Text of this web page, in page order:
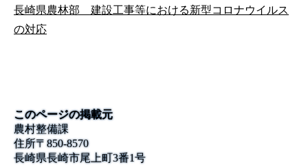
長崎県農林部 建設工事等における新型コロナウイルス
の対応
このページの掲載元
農村整備課
住所〒850-8570
長崎県長崎市尾上町3番1号